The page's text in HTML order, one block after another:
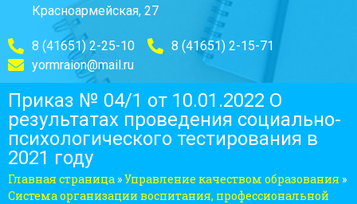
Красноармейская, 27
8 (41651) 2-25-10
8 (41651) 2-15-71
yormraion@mail.ru
Приказ № 04/1 от 10.01.2022 О
результатах проведения социально-
психологического тестирования в
2021 году
Главная страница »Управление качеством образования »
Система организации воспитания, профессиональной